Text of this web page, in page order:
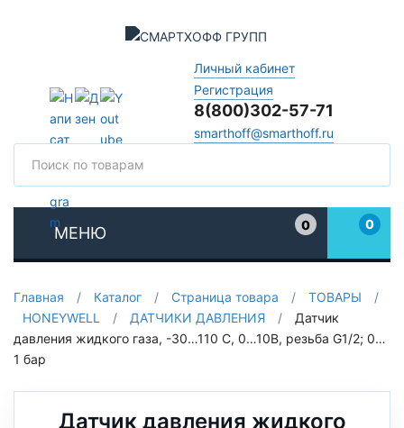
Личный кабинет
Регистрация
8(800)302-57-71
smarthoff@smarthoff.ru
МЕНЮ
0
0
Главная / Каталог / Страница товара / ТОВАРЫ
/
HONEYWELL
/ ДАТЧИКИ ДАВЛЕНИЯ /
Датчик
давления жидкого газа, -30…110 С, 0…10В, резьба G1/2; 0…
1 бар
Датчик давления жидкого